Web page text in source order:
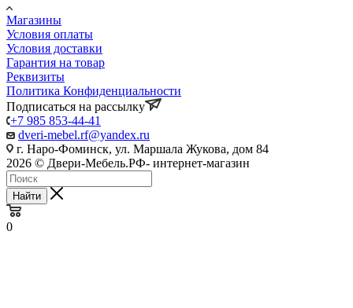
Магазины
Условия оплаты
Условия доставки
Гарантия на товар
Реквизиты
Политика Конфиденциальности
Подписаться на рассылку
+7 985 853-44-41
dveri-mebel.rf@yandex.ru
г. Наро-Фоминск, ул. Маршала Жукова, дом 84
2026 © Двери-Мебель.РФ- интернет-магазин
Найти
0